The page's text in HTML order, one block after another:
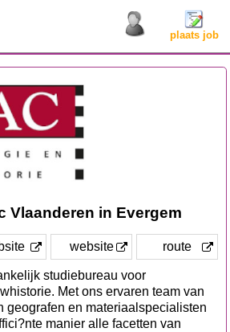
plaats job
Vlaanderen in Evergem
website route
studiebureau voor
Met ons ervaren team van
geografen en materiaalspecialisten
manier alle facetten van